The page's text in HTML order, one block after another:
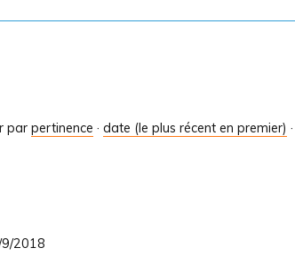
par pertinence · date (le plus récent en premier) ·
9/2018